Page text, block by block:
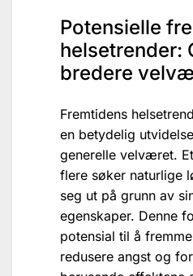
Potensielle
helsetrender:
bredere
Fremtidens
en betydelig
generelle velværet.
flere søker naturlige
seg ut på grunn av
egenskaper. Denne
potensial til å
redusere angst og